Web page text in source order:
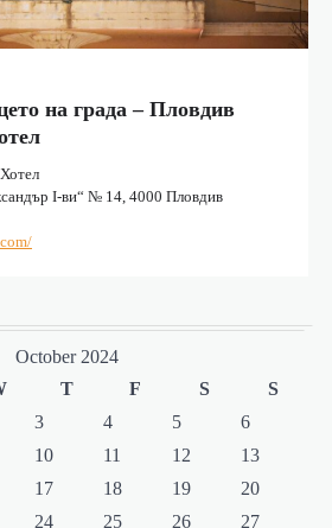
на града – Пловдив
I-ви“ № 14, 4000 Пловдив
October 2024
T F S
S
3 4 5
6
10 11 12
13
17 18 19
20
24 25 26
27